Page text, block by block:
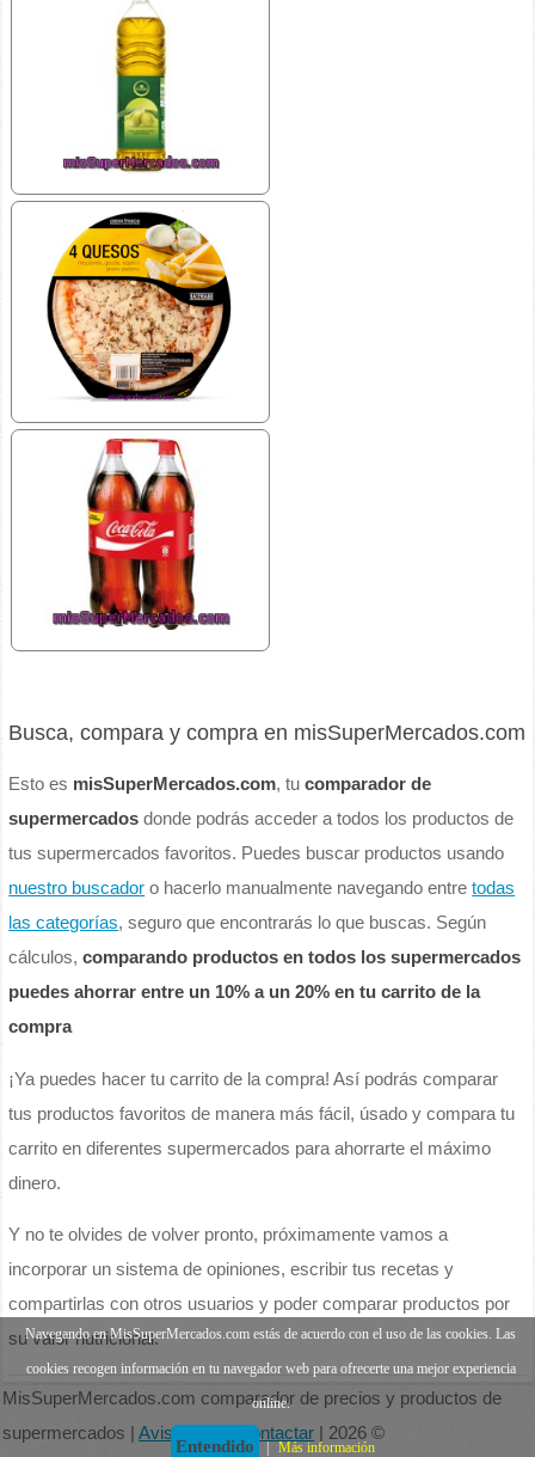
Busca, compara y compra en misSuperMercados.com
Esto es misSuperMercados.com, tucomparador de
supermercados donde podrás acceder a todos los productos de
tus supermercados favoritos. Puedes buscar productos usando
nuestro buscador o hacerlo manualmente navegando entretodas
las categorías, seguro que encontrarás lo que buscas. Según
cálculos,comparando productos en todos los supermercados
puedes ahorrar entre un 10% a un 20% en tu carrito de la
compra
¡Ya puedes hacer tu carrito de la compra! Así podrás comparar
tus productos favoritos de manera más fácil, úsado y compara tu
carrito en diferentes supermercados para ahorrarte el máximo
dinero.
Y no te olvides de volver pronto, próximamente vamos a
incorporar un sistema de opiniones, escribir tus recetas y
compartirlas con otros usuarios y poder comparar productos por
su valor nutricional.
MisSuperMercados.com comparador de precios y productos de
supermercados |Aviso legal Contactar | 2026 ©
Navegando en MisSuperMercados.com estás de acuerdo con el uso de las cookies. Las
cookies recogen información en tu navegador web para ofrecerte una mejor experiencia
online.
Entendido Más información